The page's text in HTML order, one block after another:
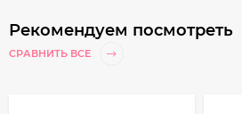
Рекомендуем посмотреть
СРАВНИТЬ ВСЕ